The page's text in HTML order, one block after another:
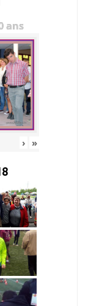
ans
› »